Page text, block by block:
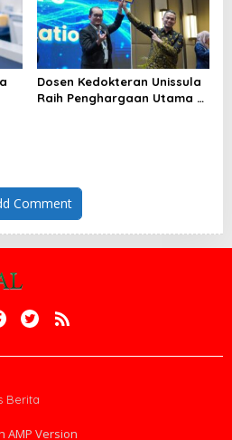
Dosen Kedokteran Unissula
Raih Penghargaan Utama di
Comment
Berita
AMP Version